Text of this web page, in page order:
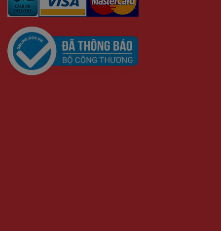
Tốc độ khung hình lên tới 15 khung hình/giây
Zoom kỹ thuật số 8x
Âm thanh hai chiều
CÁC CỔNG GIAO TIẾP: